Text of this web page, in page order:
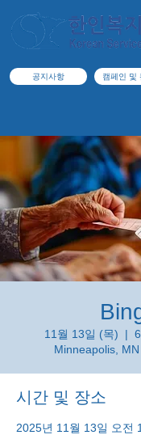
공지사항 캠페인 및
11월 13일 (목)
  |
Minneapolis,
시간 및 장소
2025년 11월 13일 오전